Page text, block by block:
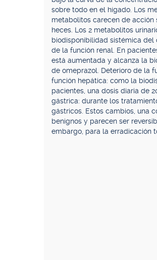
sobre todo en el hígado. Los
metabolitos carecen de acción
heces. Los 2 metabolitos
biodisponibilidad sistémica del
de la función renal. En
está aumentada y alcanza la
de omeprazol. Deterioro de la
función hepática: como la
pacientes, una dosis diaria de
gástrica: durante los
gástricos. Estos cambios, una
benignos y parecen ser
embargo, para la erradicación